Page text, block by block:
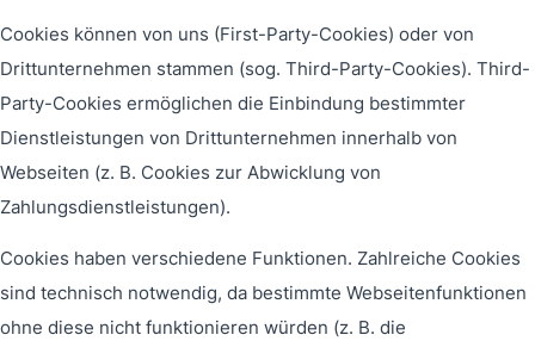
Cookies können von uns (First-Party-Cookies) oder von
Drittunternehmen stammen (sog. Third-Party-Cookies). Third-
Party-Cookies ermöglichen die Einbindung bestimmter
Dienstleistungen von Drittunternehmen innerhalb von
Webseiten (z. B. Cookies zur Abwicklung von
Zahlungsdienstleistungen).
Cookies haben verschiedene Funktionen. Zahlreiche Cookies
sind technisch notwendig, da bestimmte Webseitenfunktionen
ohne diese nicht funktionieren würden (z. B. die